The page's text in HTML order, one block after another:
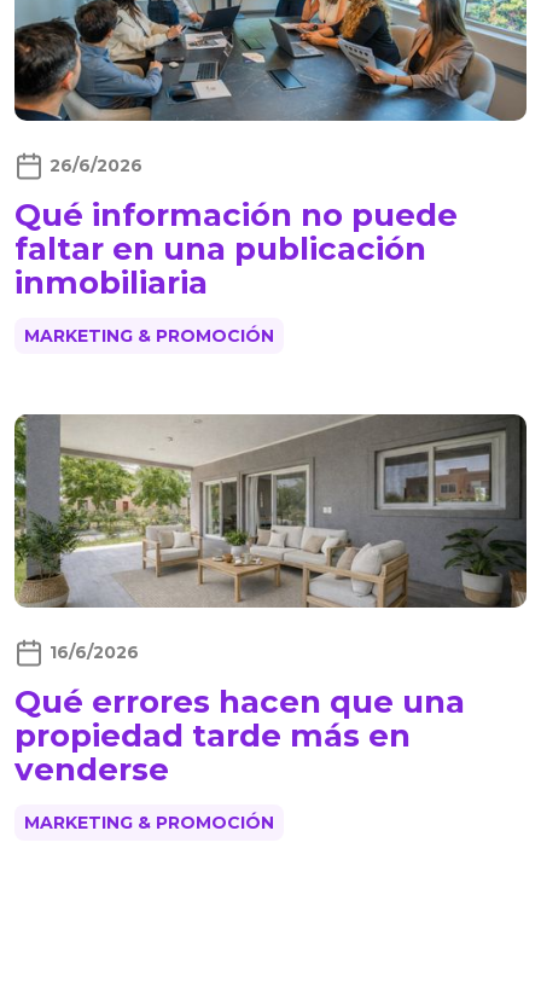
26/6/2026
Qué información no puede
faltar en una publicación
inmobiliaria
MARKETING & PROMOCIÓN
16/6/2026
Qué errores hacen que una
propiedad tarde más en
venderse
MARKETING & PROMOCIÓN